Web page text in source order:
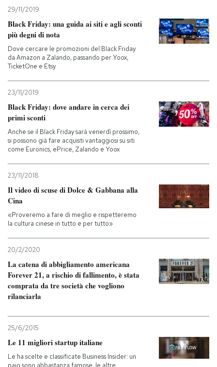
29/11/2019
Black Friday: una guida ai siti e agli sconti
più degni di nota
Dove cercare le promozioni del Black Friday
da Amazon a Zalando, passando per Yoox,
TicketOne e Etsy
23/11/2019
Black Friday: dove andare in cerca dei
primi sconti
Anche se il Black Friday sarà venerdì prossimo,
si possono già fare acquisti vantaggiosi su siti
come Euronics, ePrice, Zalando e Yoox
23/11/2018
Il video di scuse di Dolce & Gabbana alla
Cina
«Proveremo a fare di meglio e rispetteremo
la cultura cinese in tutto e per tutto»
20/2/2020
La catena di abbigliamento americana
Forever 21, a rischio di fallimento, è stata
comprata da tre società che vogliono
rilanciarla
25/6/2015
Le 11 migliori startup italiane
Le ha scelte e classificate Business Insider: un
paio sono abbastanza famose, le altre